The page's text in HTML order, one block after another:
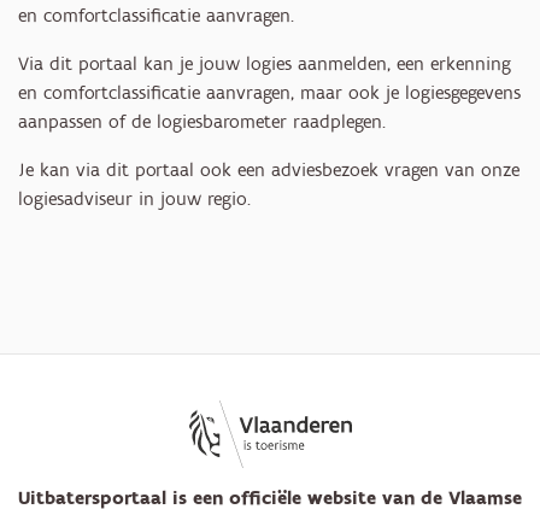
en comfortclassificatie aanvragen.
Via dit portaal kan je jouw logies aanmelden, een erkenning
en comfortclassificatie aanvragen, maar ook je logiesgegevens
aanpassen of de logiesbarometer raadplegen.
Je kan via dit portaal ook een adviesbezoek vragen van onze
logiesadviseur in jouw regio.
Uitbatersportaal is een officiële website van de Vlaamse